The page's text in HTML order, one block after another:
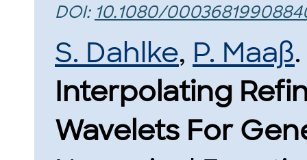
DOI: 10.1080/
S. Dahlke, P. Maaß.
Interpolating
Wavelets For